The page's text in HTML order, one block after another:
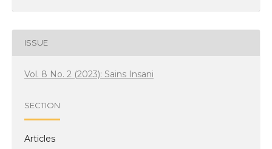
ISSUE
Vol. 8 No. 2 (2023): Sains Insani
SECTION
Articles